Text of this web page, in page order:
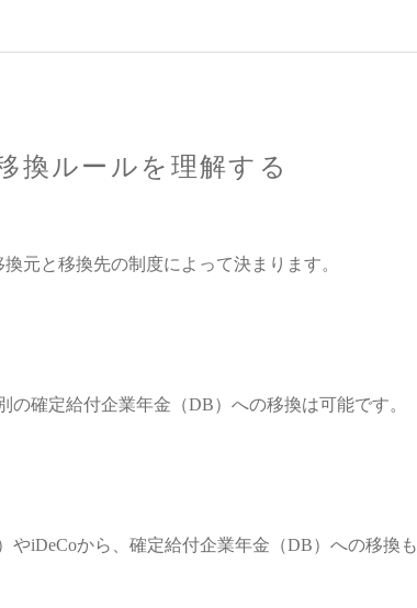
換ルールを理解する
元と移換先の制度によって決まります。
の確定給付企業年金（DB）への移換は可能です。
やiDeCoから、確定給付企業年金（DB）への移換も